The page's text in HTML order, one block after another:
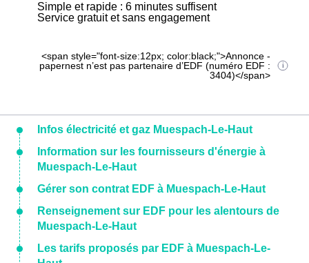
Simple et rapide : 6 minutes suffisent
Service gratuit et sans engagement
<span style="font-size:12px; color:black;">Annonce -
papernest n’est pas partenaire d’EDF (numéro EDF :
3404)</span>
Infos électricité et gaz Muespach-Le-Haut
Information sur les fournisseurs d'énergie à
Muespach-Le-Haut
Gérer son contrat EDF à Muespach-Le-Haut
Renseignement sur EDF pour les alentours de
Muespach-Le-Haut
Les tarifs proposés par EDF à Muespach-Le-